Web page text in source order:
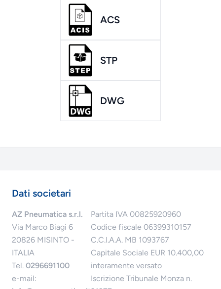
ACS
STP
DWG
Dati societari
AZ Pneumatica s.r.l.
Via Marco Biagi 6
20826 MISINTO -
ITALIA
Tel. 0296691100
e-mail:
Partita IVA 00825920960
Codice fiscale 06399310157
C.C.I.A.A. MB 1093767
Capitale Sociale EUR 10.400,00
interamente versato
Iscrizione Tribunale Monza n.